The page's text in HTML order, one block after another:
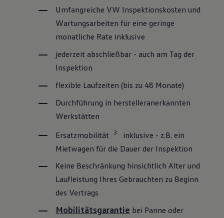
Umfangreiche VW Inspektionskosten und
Wartungsarbeiten für eine geringe
monatliche Rate inklusive
jederzeit abschließbar - auch am Tag der
Inspektion
flexible Laufzeiten (bis zu 48 Monate)
Durchführung in herstelleranerkannten
Werkstätten
Ersatzmobilität
3
inklusive - z.B. ein
Mietwagen für die Dauer der Inspektion
Keine Beschränkung hinsichtlich Alter und
Laufleistung Ihres Gebrauchten zu Beginn
des Vertrags
Mobilitätsgarantie bei Panne oder